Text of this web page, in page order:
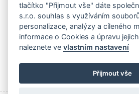
tlačítko "Přijmout vše" dáte
s.r.o. souhlas s využíváním
personalizace, analýzy a cíleného
informace o Cookies a úpravu
naleznete vevlastním nastavení
Přijmout vše